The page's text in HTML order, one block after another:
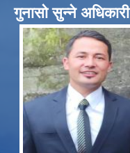
गुनासो सुन्ने अधिकारी